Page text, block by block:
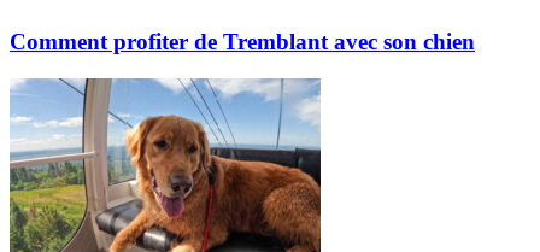
Comment profiter de Tremblant avec son chien